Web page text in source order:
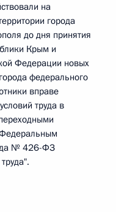
на
города
до дня принятия
Крым и
Федерации новых
федерального
вправе
труда в
№ 426-ФЗ